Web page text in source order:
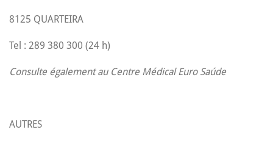
8125 QUARTEIRA
Tel : 289 380 300 (24 h)
Consulte également au Centre Médical Euro Saúde
AUTRES